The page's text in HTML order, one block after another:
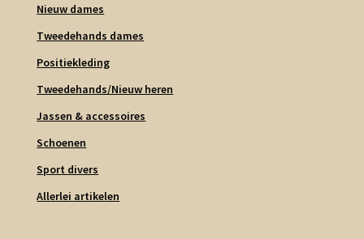
Nieuw dames
Tweedehands dames
Positiekleding
Tweedehands/Nieuw heren
Jassen & accessoires
Schoenen
Sport divers
Allerlei artikelen